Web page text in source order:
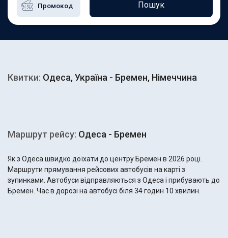
Пошук
Квитки: Одеса, Україна - Бремен, Німеччина
Маршрут рейсу: Одеса - Бремен
Як з Одеса швидко доїхати до центру Бремен в 2026 році.
Маршрути прямування рейсових автобусів на карті з
зупинками. Автобуси відправляються з Одеса і прибувають до
Бремен. Час в дорозі на автобусі біля 34 годин 10 хвилин.